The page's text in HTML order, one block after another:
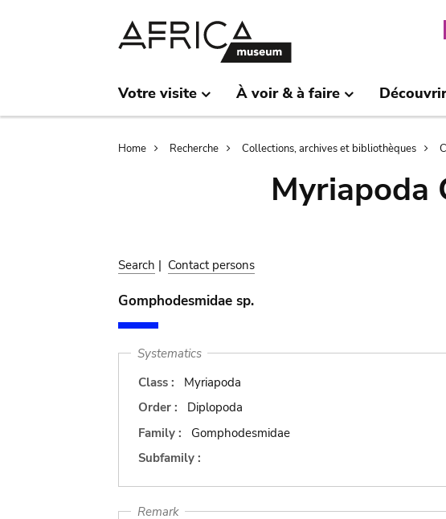
Votre visite À voir & à faire
Breadcrumb
Home Recherche Collections, archives et bibliothèques
Myriapoda
Search | Contact persons
Gomphodesmidae sp.
Systematics
Class :
Myriapoda
Order :
Diplopoda
Family :
Gomphodesmidae
Subfamily :
Remark